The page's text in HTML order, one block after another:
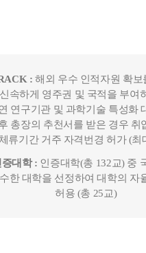
: 해외 우수 인적자원 확보
속하게 영주권 및 국적을 부여
연구기관 및 과학기술 특성화
총장의 추천서를 받은 경우 취
체류기간 거주 자격번경 허가 (최
대학 : 인증대학(총 132교) 중
한 대학을 선정하여 대학의 자
허용 (총 25교)